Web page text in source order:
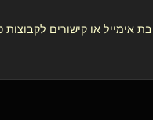
אימייל או קישורים לקבוצות